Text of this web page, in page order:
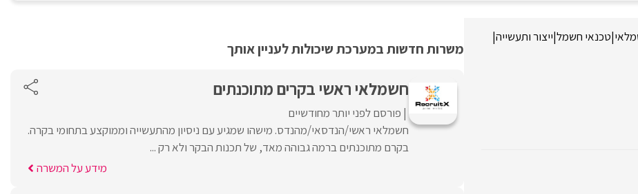
|טכנאי חשמל|ייצור ותעשייה|
משרות חדשות במערכת שיכולות לעניין אותך
חשמלאי ראשי בקרים מתוכנתים
פורסם לפני יותר מחודשיים
חשמלאי ראשי/הנדסאי/מהנדס. מישהו שמגיע עם ניסיון מהתעשייה וממוקצע בתחומי בקרה.
בקרם מתוכנתים ברמה גבוהה מאד, של תכנות הבקר ולא רק ...
מידע על המשרה